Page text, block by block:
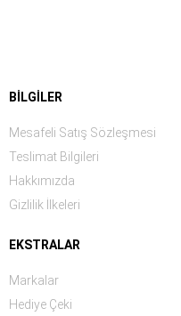
BILGILER
Mesafeli Satış Sözleşmesi
Teslimat Bilgileri
Hakkımızda
Gizlilik İlkeleri
EKSTRALAR
Markalar
Hediye Çeki